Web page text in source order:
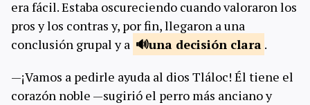
era fácil. Estaba oscureciendo cuando valoraron los
pros y los contras y, por fin, llegaron a una
conclusión grupal y a
una decisión clara .
—¡Vamos a pedirle ayuda al dios Tláloc! Él tiene el
corazón noble —sugirió el perro más anciano y